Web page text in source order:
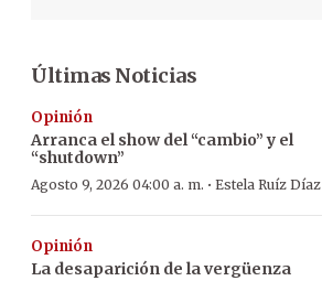
Últimas Noticias
Opinión
Arranca el show del “cambio” y el
“shutdown”
Agosto 9, 2026 04:00 a. m. · Estela Ruíz Díaz
Opinión
La desaparición de la vergüenza